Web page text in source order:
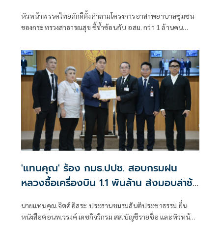
หัวหน้าพรรคไทยภักดีตั้งคำถามโครงการอาสาพยาบาลชุมชน
ของกระทรวงสาธารณสุข ชี้ซ้ำซ้อนกับ อสม. กว่า 1 ล้านคน
สาธารณสุข
'แทนคุณ' ร้อง กมธ.ปปช. สอบกรมฝน
หลวงซื้อเครื่องบิน 1.1 พันล้าน ส่งมอบล่าช้า
นายแทนคุณ จิตต์อิสระ ประธานชมรมสันติประชาธรรม ยื่น
หนังสือต่อนพ.วรงค์ เดชกิจวิกรม สส.บัญชีรายชื่อ และหัวหน้า